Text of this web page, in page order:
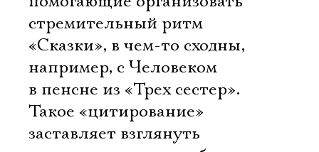
стремительный ритм
«Сказки», в чем-то сходны,
например, с Человеком
в пенсне из «Трех сестер».
Такое «цитирование»
заставляет взглянуть